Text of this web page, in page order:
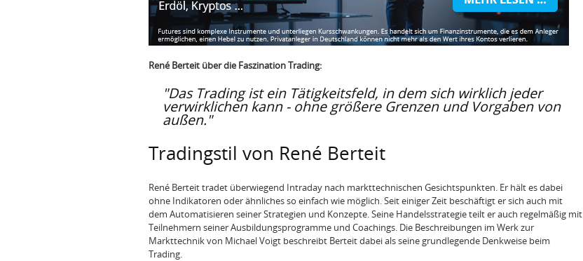
René Berteit über die Faszination Trading:
"Das Trading ist ein Tätigkeitsfeld, in dem sich wirklich jeder
verwirklichen kann - ohne größere Grenzen und Vorgaben von
außen."
Tradingstil von René Berteit
René Berteit tradet überwiegend Intraday nach markttechnischen Gesichtspunkten. Er hält es dabei
ohne Indikatoren oder ähnliches so einfach wie möglich. Seit einiger Zeit beschäftigt er sich auch mit
dem Automatisieren seiner Strategien und Konzepte. Seine Handelsstrategie teilt er auch regelmäßig mit
Teilnehmern seiner Ausbildungsprogramme und Coachings. Die Beschreibungen im Werk zur
Markttechnik von Michael Voigt beschreibt Berteit dabei als seine grundlegende Denkweise beim
Trading.